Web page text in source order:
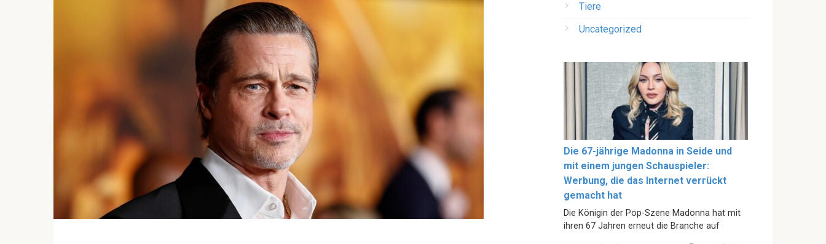
Tiere
Uncategorized
Die 67-jährige Madonna in Seide und
mit einem jungen Schauspieler:
Werbung, die das Internet verrückt
gemacht hat
Die Königin der Pop-Szene Madonna hat mit
ihren 67 Jahren erneut die Branche auf